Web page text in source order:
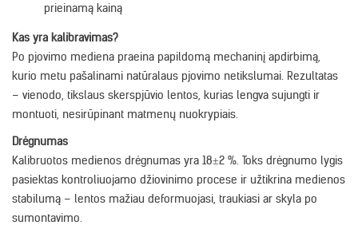
prieinamą kainą
Kas yra kalibravimas?
Po pjovimo mediena praeina papildomą mechaninį apdirbimą,
kurio metu pašalinami natūralaus pjovimo netikslumai. Rezultatas
– vienodo, tikslaus skerspjūvio lentos, kurias lengva sujungti ir
montuoti, nesirūpinant matmenų nuokrypiais.
Drėgnumas
Kalibruotos medienos drėgnumas yra 18±2 %. Toks drėgnumo lygis
pasiektas kontroliuojamo džiovinimo procese ir užtikrina medienos
stabilumą – lentos mažiau deformuojasi, traukiasi ar skyla po
sumontavimo.